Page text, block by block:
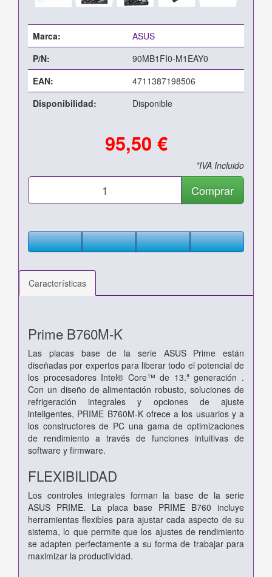
Marca:
ASUS
P/N:
90MB1FI0-M1EAY0
EAN:
4711387198506
Disponibilidad:
Disponible
95,50 €
*IVA Incluido
Comprar
Características
Prime B760M-K
Las placas base de la serie ASUS Prime están
diseñadas por expertos para liberar todo el potencial de
los procesadores Intel® Core™ de 13.ª generación .
Con un diseño de alimentación robusto, soluciones de
refrigeración integrales y opciones de ajuste
inteligentes, PRIME B760M-K ofrece a los usuarios y a
los constructores de PC una gama de optimizaciones
de rendimiento a través de funciones intuitivas de
software y firmware.
FLEXIBILIDAD
Los controles integrales forman la base de la serie
ASUS PRIME. La placa base PRIME B760 incluye
herramientas flexibles para ajustar cada aspecto de su
sistema, lo que permite que los ajustes de rendimiento
se adapten perfectamente a su forma de trabajar para
maximizar la productividad.